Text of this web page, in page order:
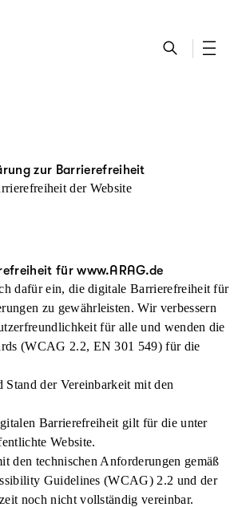
zur Barrierefreiheit
der Website
für www.ARAG.de
dafür ein, die digitale Barrierefreiheit für
zu gewährleisten. Wir verbessern
für alle und wenden die
(WCAG 2.2, EN 301 549) für die
Stand der Vereinbarkeit mit den
Barrierefreiheit gilt für die unter
Website.
den technischen Anforderungen gemäß
Guidelines (WCAG) 2.2 und der
noch nicht vollständig vereinbar.